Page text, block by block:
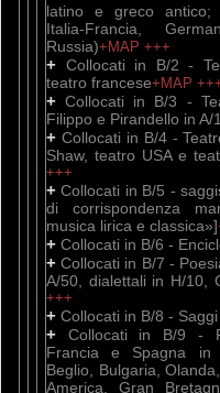
latino e greco antico;
Italia-Francia,
Russia)+MAP +++
+ Collocati in B/2 -
teatro francese+MAP
+Collocati in B/3 -
Filippo e Pirandello in A/
+ Collocati in B/4 -
Shaw, teatro USA e
+++
+Collocati in B/5 -
di corrispondenza
musica lirica e classica»]
+ Collocati in B/6 -
+Collocati in B/7 -
A/50, dialettali in H/10,
+++
+ Collocati in B/8 -
+ Collocati in B/9 -
Francia e Spagna in
Beglio, Bulgaria,
America, Gran